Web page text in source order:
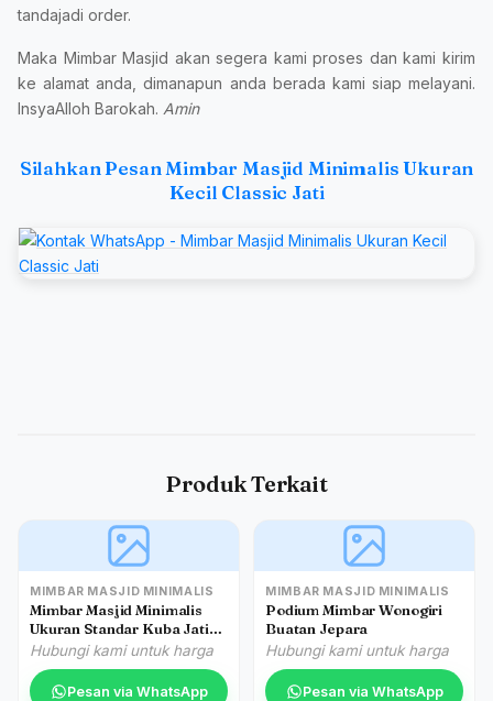
tandajadi order.
Maka Mimbar Masjid akan segera kami proses dan kami kirim
ke alamat anda, dimanapun anda berada kami siap melayani.
InsyaAlloh Barokah. Amin
Silahkan Pesan Mimbar Masjid Minimalis Ukuran
Kecil Classic Jati
Produk Terkait
MIMBAR MASJID MINIMALIS
Mimbar Masjid Minimalis
Ukuran Standar Kuba Jati
Jepara
Hubungi kami untuk harga
Pesan via WhatsApp
MIMBAR MASJID MINIMALIS
Podium Mimbar Wonogiri
Buatan Jepara
Hubungi kami untuk harga
Pesan via WhatsApp